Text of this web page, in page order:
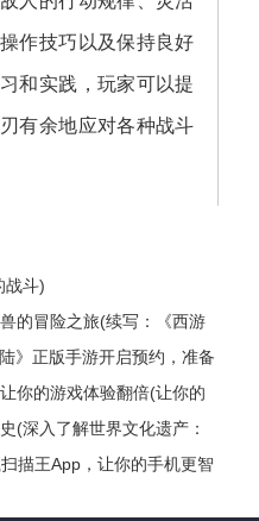
作技巧以及保持良好
和实践，玩家可以提
有余地应对各种战斗
战斗)
的冒险之旅(续写：《西游
的继续探险)
》正版手游开启预约，准备
你的游戏体验翻倍(让你的
)
(深入了解世界文化遗产：
描王App，让你的手机更智